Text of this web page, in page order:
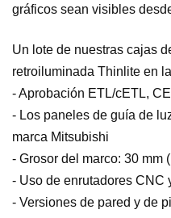
gráficos sean visibles
Un lote de nuestras cajas
retroiluminada Thinlite en
- Aprobación ETL/cETL,
- Los paneles de guía de
marca Mitsubishi
- Grosor del marco: 30 mm
- Uso de enrutadores CNC
- Versiones de pared y de